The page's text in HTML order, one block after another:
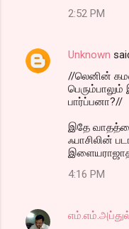
2:52 PM
Unknown
//லெனின்
பார்ப்பனா?//
இதே
ஃபாசிலின்
4:16 PM